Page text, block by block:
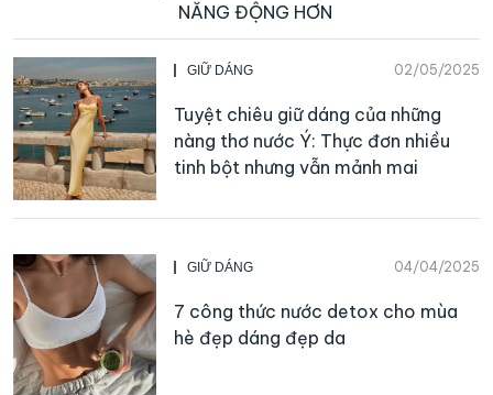
NĂNG ĐỘNG HƠN
GIỮ DÁNG 02/05/2025
Tuyệt chiêu giữ dáng của những
nàng thơ nước Ý: Thực đơn nhiều
tinh bột nhưng vẫn mảnh mai
GIỮ DÁNG 04/04/2025
7 công thức nước detox cho mùa
hè đẹp dáng đẹp da